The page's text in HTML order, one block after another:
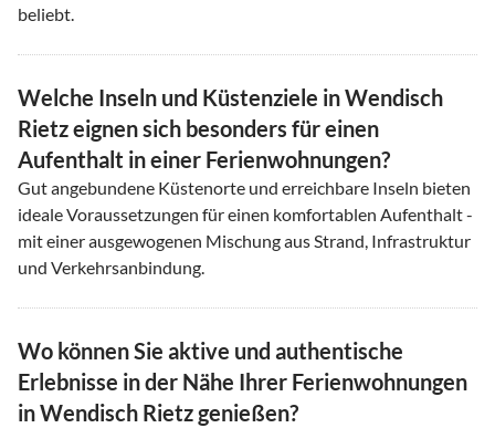
beliebt.
Welche Inseln und Küstenziele in Wendisch
Rietz eignen sich besonders für einen
Aufenthalt in einer Ferienwohnungen?
Gut angebundene Küstenorte und erreichbare Inseln bieten
ideale Voraussetzungen für einen komfortablen Aufenthalt -
mit einer ausgewogenen Mischung aus Strand, Infrastruktur
und Verkehrsanbindung.
Wo können Sie aktive und authentische
Erlebnisse in der Nähe Ihrer Ferienwohnungen
in Wendisch Rietz genießen?